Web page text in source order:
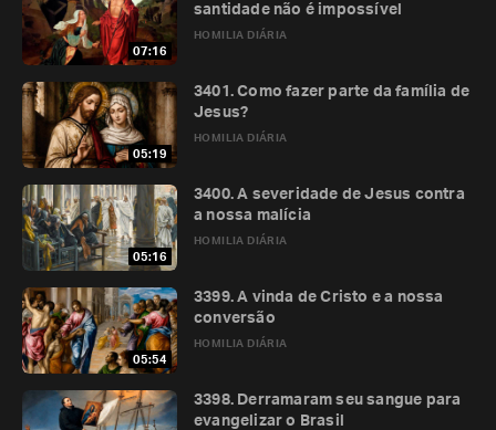
07:16
HOMILIA DIÁRIA
santidade não é impossível
05:19
HOMILIA DIÁRIA
3401. Como fazer parte da família de
Jesus?
05:16
HOMILIA DIÁRIA
3400. A severidade de Jesus contra
a nossa malícia
05:54
HOMILIA DIÁRIA
3399. A vinda de Cristo e a nossa
conversão
3398. Derramaram seu sangue para
evangelizar o Brasil